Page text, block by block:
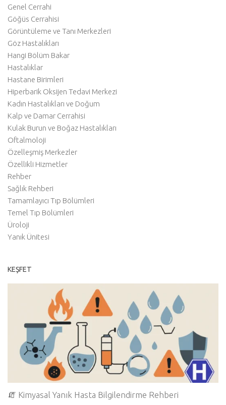
Genel Cerrahi
Göğüs Cerrahisi
Görüntüleme ve Tanı Merkezleri
Göz Hastalıkları
Hangi Bölüm Bakar
Hastalıklar
Hastane Birimleri
Hiperbarik Oksijen Tedavi Merkezi
Kadın Hastalıkları ve Doğum
Kalp ve Damar Cerrahisi
Kulak Burun ve Boğaz Hastalıkları
Oftalmoloji
Özelleşmiş Merkezler
Özellikli Hizmetler
Rehber
Sağlık Rehberi
Tamamlayıcı Tıp Bölümleri
Temel Tıp Bölümleri
Üroloji
Yanık Ünitesi
KEŞFET
🧯 Kimyasal Yanık Hasta Bilgilendirme Rehberi